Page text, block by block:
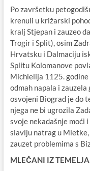
Po završetku
krenuli u križarski
kralj Stjepan i zauzeo
Trogir i Split), osim
Hrvatsku i Dalmaciju
Splitu Kolomanove
Michielija 1125.
odmah napala i
osvojeni Biograd je do
njega ne bi ugrozila
svoje nekadašnje moći
slavlju natrag u
zauzet problemima s
MLEČANI IZ